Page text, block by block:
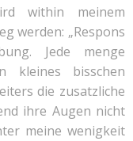
within meinem
werden: „Respons
Jede menge
kleines bisschen
die zusatzliche
ihre Augen nicht
meine wenigkeit